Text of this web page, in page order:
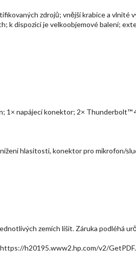
zdrojů; vnější krabice a vlnité
k dispozici je velkoobjemové balení;
1× napájecí konektor; 2× Thunderbolt™
hlasitosti, konektor pro mikrofon/
zemích lišit. Záruka podléhá
h20195.www2.hp.com/v2/